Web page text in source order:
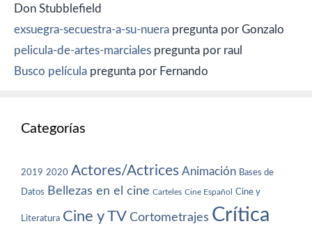
Don Stubblefield
exsuegra-secuestra-a-su-nuera pregunta por Gonzalo
pelicula-de-artes-marciales pregunta por raul
Busco película pregunta por Fernando
Categorías
2019 2020 Actores/Actrices Animación Bases de
Datos Bellezas en el cine Carteles Cine Español Cine y
Literatura Cine y TV Cortometrajes Crítica